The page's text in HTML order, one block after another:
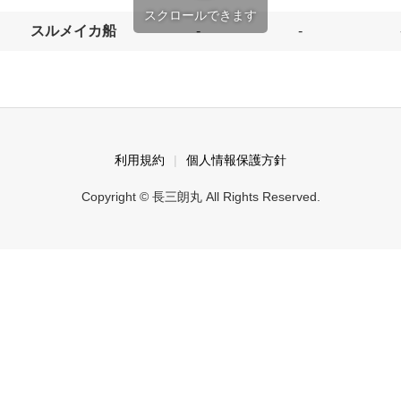
スルメイカ船 - -
スクロールできます
利用規約 個人情報保護方針
Copyright © 長三朗丸 All Rights Reserved.